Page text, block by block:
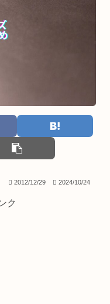
2012/12/29 2024/10/24
ク